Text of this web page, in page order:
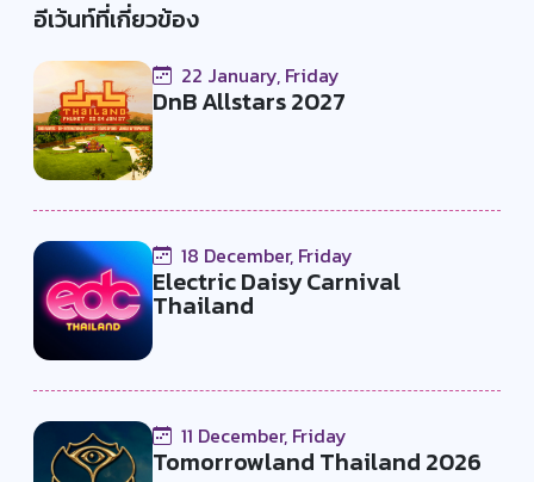
อีเว้นท์ที่เกี่ยวข้อง
22 January, Friday
DnB Allstars 2027
18 December, Friday
Electric Daisy Carnival
Thailand
11 December, Friday
Tomorrowland Thailand 2026